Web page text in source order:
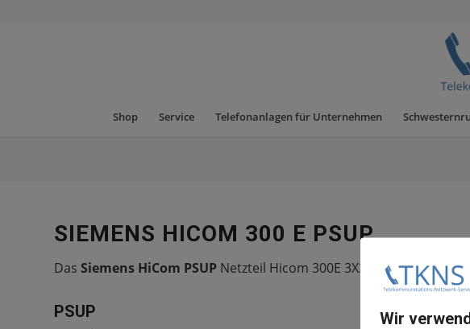
Shop Service Telefonanlagen für Unternehmen
SIEMENS HICOM 300 E PSUP
Das Siemens HiCom PSUP Netzteil Hicom 300E 3X3
PSUP Wir